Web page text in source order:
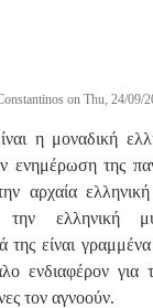
on Thu, 24/09/
η μοναδική
ενημέρωση της
αρχαία
την ελληνική
της είναι
ενδιαφέρον για
τον αγνοούν.